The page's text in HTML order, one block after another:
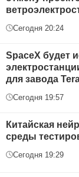
Сегодня 20:24
SpaceX будет
для завода
Сегодня 19:57
Китайская
среды
Сегодня 19:29